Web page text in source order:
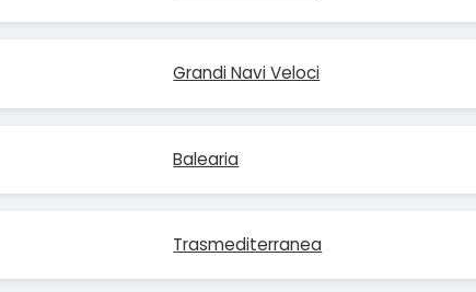
Grandi Navi Veloci
Balearia
Trasmediterranea